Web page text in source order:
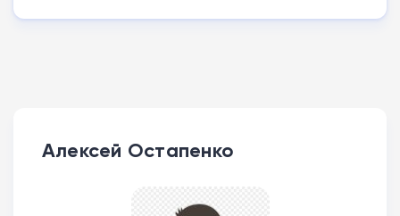
Алексей Остапенко